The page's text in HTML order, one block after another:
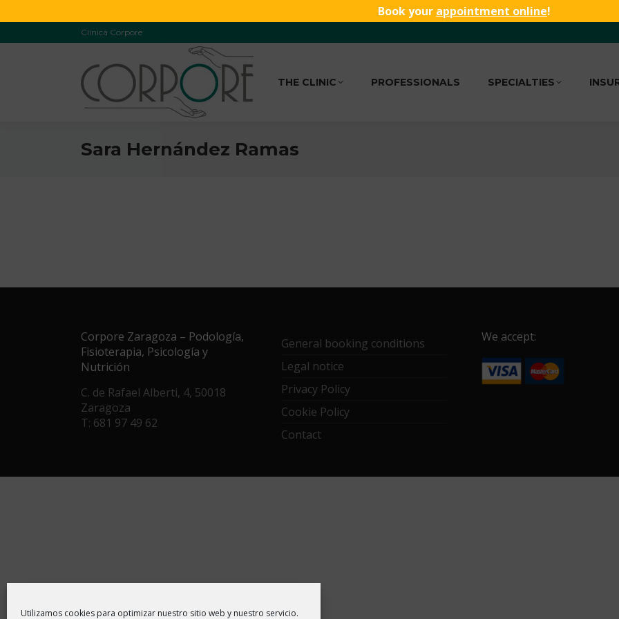
Utilizamos cookies para optimizar nuestro sitio web y nuestro servicio.
Book your appointment online!
Clínica Corpore
THE CLINIC PROFESSIONALS SPECIALTIES
Sara Hernández Ramas
Corpore Zaragoza – Podología,
Fisioterapia, Psicología y
Nutrición
C. de Rafael Alberti, 4, 50018
Zaragoza
T: 681 97 49 62
General booking conditions
Legal notice
Privacy Policy
Cookie Policy
Contact
We accept: